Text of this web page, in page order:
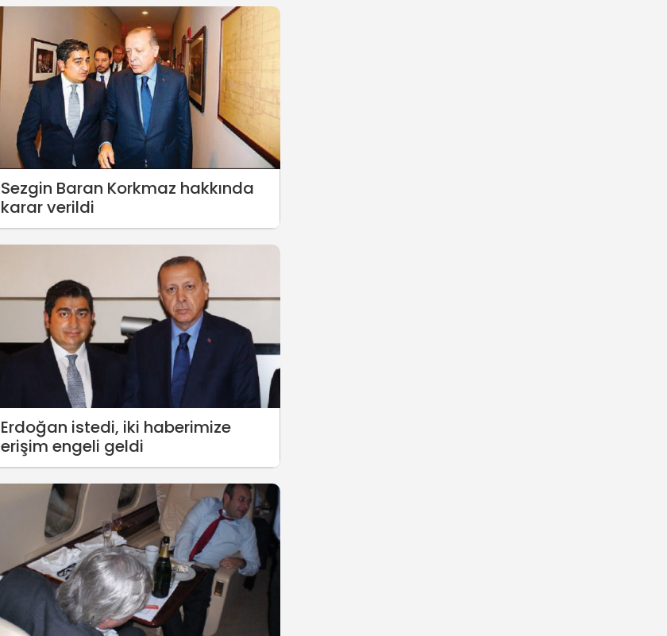
Sezgin Baran Korkmaz hakkında
karar verildi
Erdoğan istedi, iki haberimize
erişim engeli geldi